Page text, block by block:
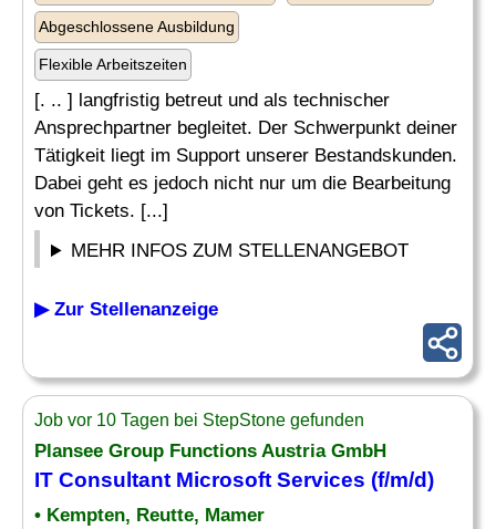
Abgeschlossene Ausbildung
Flexible Arbeitszeiten
[. .. ] langfristig betreut und als technischer
Ansprechpartner begleitet. Der Schwerpunkt deiner
Tätigkeit liegt im Support unserer Bestandskunden.
Dabei geht es jedoch nicht nur um die Bearbeitung
von Tickets. [...]
MEHR INFOS ZUM STELLENANGEBOT
▶ Zur Stellenanzeige
Job vor 10 Tagen bei StepStone gefunden
Plansee Group Functions Austria GmbH
IT Consultant Microsoft Services (f/m/d)
• Kempten, Reutte, Mamer